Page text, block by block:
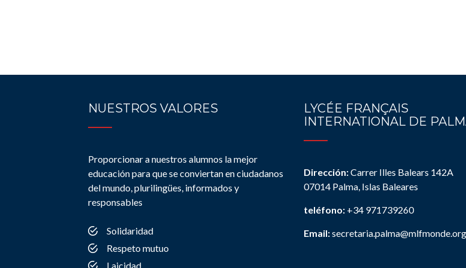
NUESTROS VALORES
Proporcionar a nuestros alumnos la mejor
educación para que se conviertan en ciudadanos
del mundo, plurilingües, informados y
responsables
Solidaridad
Respeto mutuo
Laicidad
LYCÉE FRANÇAIS
INTERNATIONAL DE
Dirección:Carrer Illes Balears 142A
07014 Palma, Islas Baleares
teléfono: +34 971739260
Email:secretaria.palma@mlfmonde.org